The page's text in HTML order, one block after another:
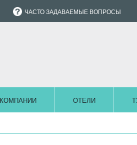
ЧАСТО ЗАДАВАЕМЫЕ ВОПРОСЫ
КОМПАНИИ ОТЕЛИ